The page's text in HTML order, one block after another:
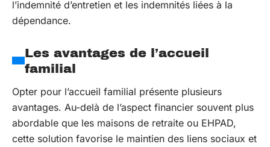
l’indemnité d’entretien et les indemnités liées à la
dépendance.
Les avantages de l’accueil
familial
Opter pour l’accueil familial présente plusieurs
avantages. Au-delà de l’aspect financier souvent plus
abordable que les maisons de retraite ou EHPAD,
cette solution favorise le maintien des liens sociaux et